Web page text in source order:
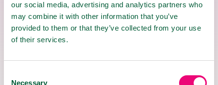
our social media, advertising and analytics partners who
may combine it with other information that you’ve
provided to them or that they’ve collected from your use
of their services.
Necessary
2,5 ml 5 ml